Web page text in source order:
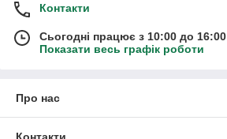
Контакти
Сьогодні працює з 10:00 до 16:00
Показати весь графік роботи
Про нас